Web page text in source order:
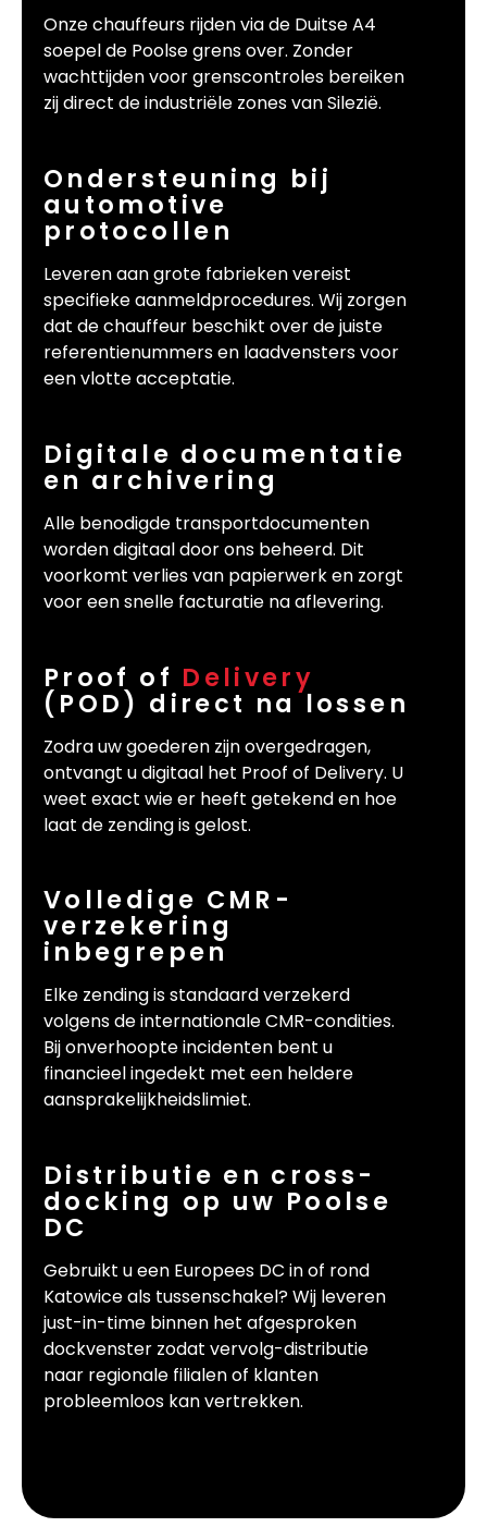
Onze chauffeurs rijden via de Duitse A4
soepel de Poolse grens over. Zonder
wachttijden voor grenscontroles bereiken
zij direct de industriële zones van Silezië.
Ondersteuning bij
automotive
protocollen
Leveren aan grote fabrieken vereist
specifieke aanmeldprocedures. Wij zorgen
dat de chauffeur beschikt over de juiste
referentienummers en laadvensters voor
een vlotte acceptatie.
Digitale documentatie
en archivering
Alle benodigde transportdocumenten
worden digitaal door ons beheerd. Dit
voorkomt verlies van papierwerk en zorgt
voor een snelle facturatie na aflevering.
Proof of Delivery
(POD) direct na lossen
Zodra uw goederen zijn overgedragen,
ontvangt u digitaal het Proof of Delivery. U
weet exact wie er heeft getekend en hoe
laat de zending is gelost.
Volledige CMR-
verzekering
inbegrepen
Elke zending is standaard verzekerd
volgens de internationale CMR-condities.
Bij onverhoopte incidenten bent u
financieel ingedekt met een heldere
aansprakelijkheidslimiet.
Distributie en cross-
docking op uw Poolse
DC
Gebruikt u een Europees DC in of rond
Katowice als tussenschakel? Wij leveren
just-in-time binnen het afgesproken
dockvenster zodat vervolg-distributie
naar regionale filialen of klanten
probleemloos kan vertrekken.